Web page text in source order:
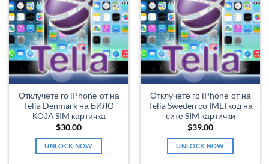
Отклучете го iPhone-от на
Telia Denmark на БИЛО
КОЈА SIM картичка
$30.00
UNLOCK NOW
Отклучете го iPhone-от на
Telia Sweden со IMEI код на
сите SIM картички
$39.00
UNLOCK NOW